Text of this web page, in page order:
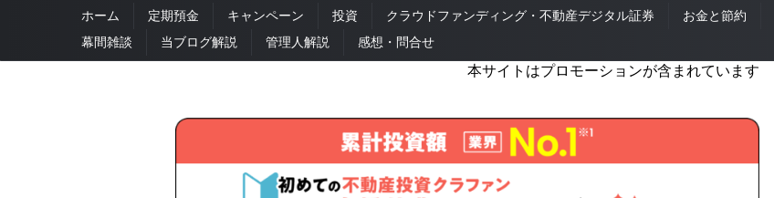
ホーム 定期預金 キャンペーン 投資 クラウドファンディング・不動産デジタル証券 お金と節約
幕間雑談
当ブログ解説 管理人解説 感想・問合せ
本サイトはプロモーションが含まれています